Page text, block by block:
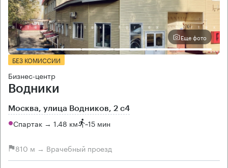
Еще фото
БЕЗ КОМИССИИ
Бизнес-центр
Водники
Москва, улица Водников, 2 с4
Спартак → 1.48 км ~15 мин
810 м → Врачебный проезд